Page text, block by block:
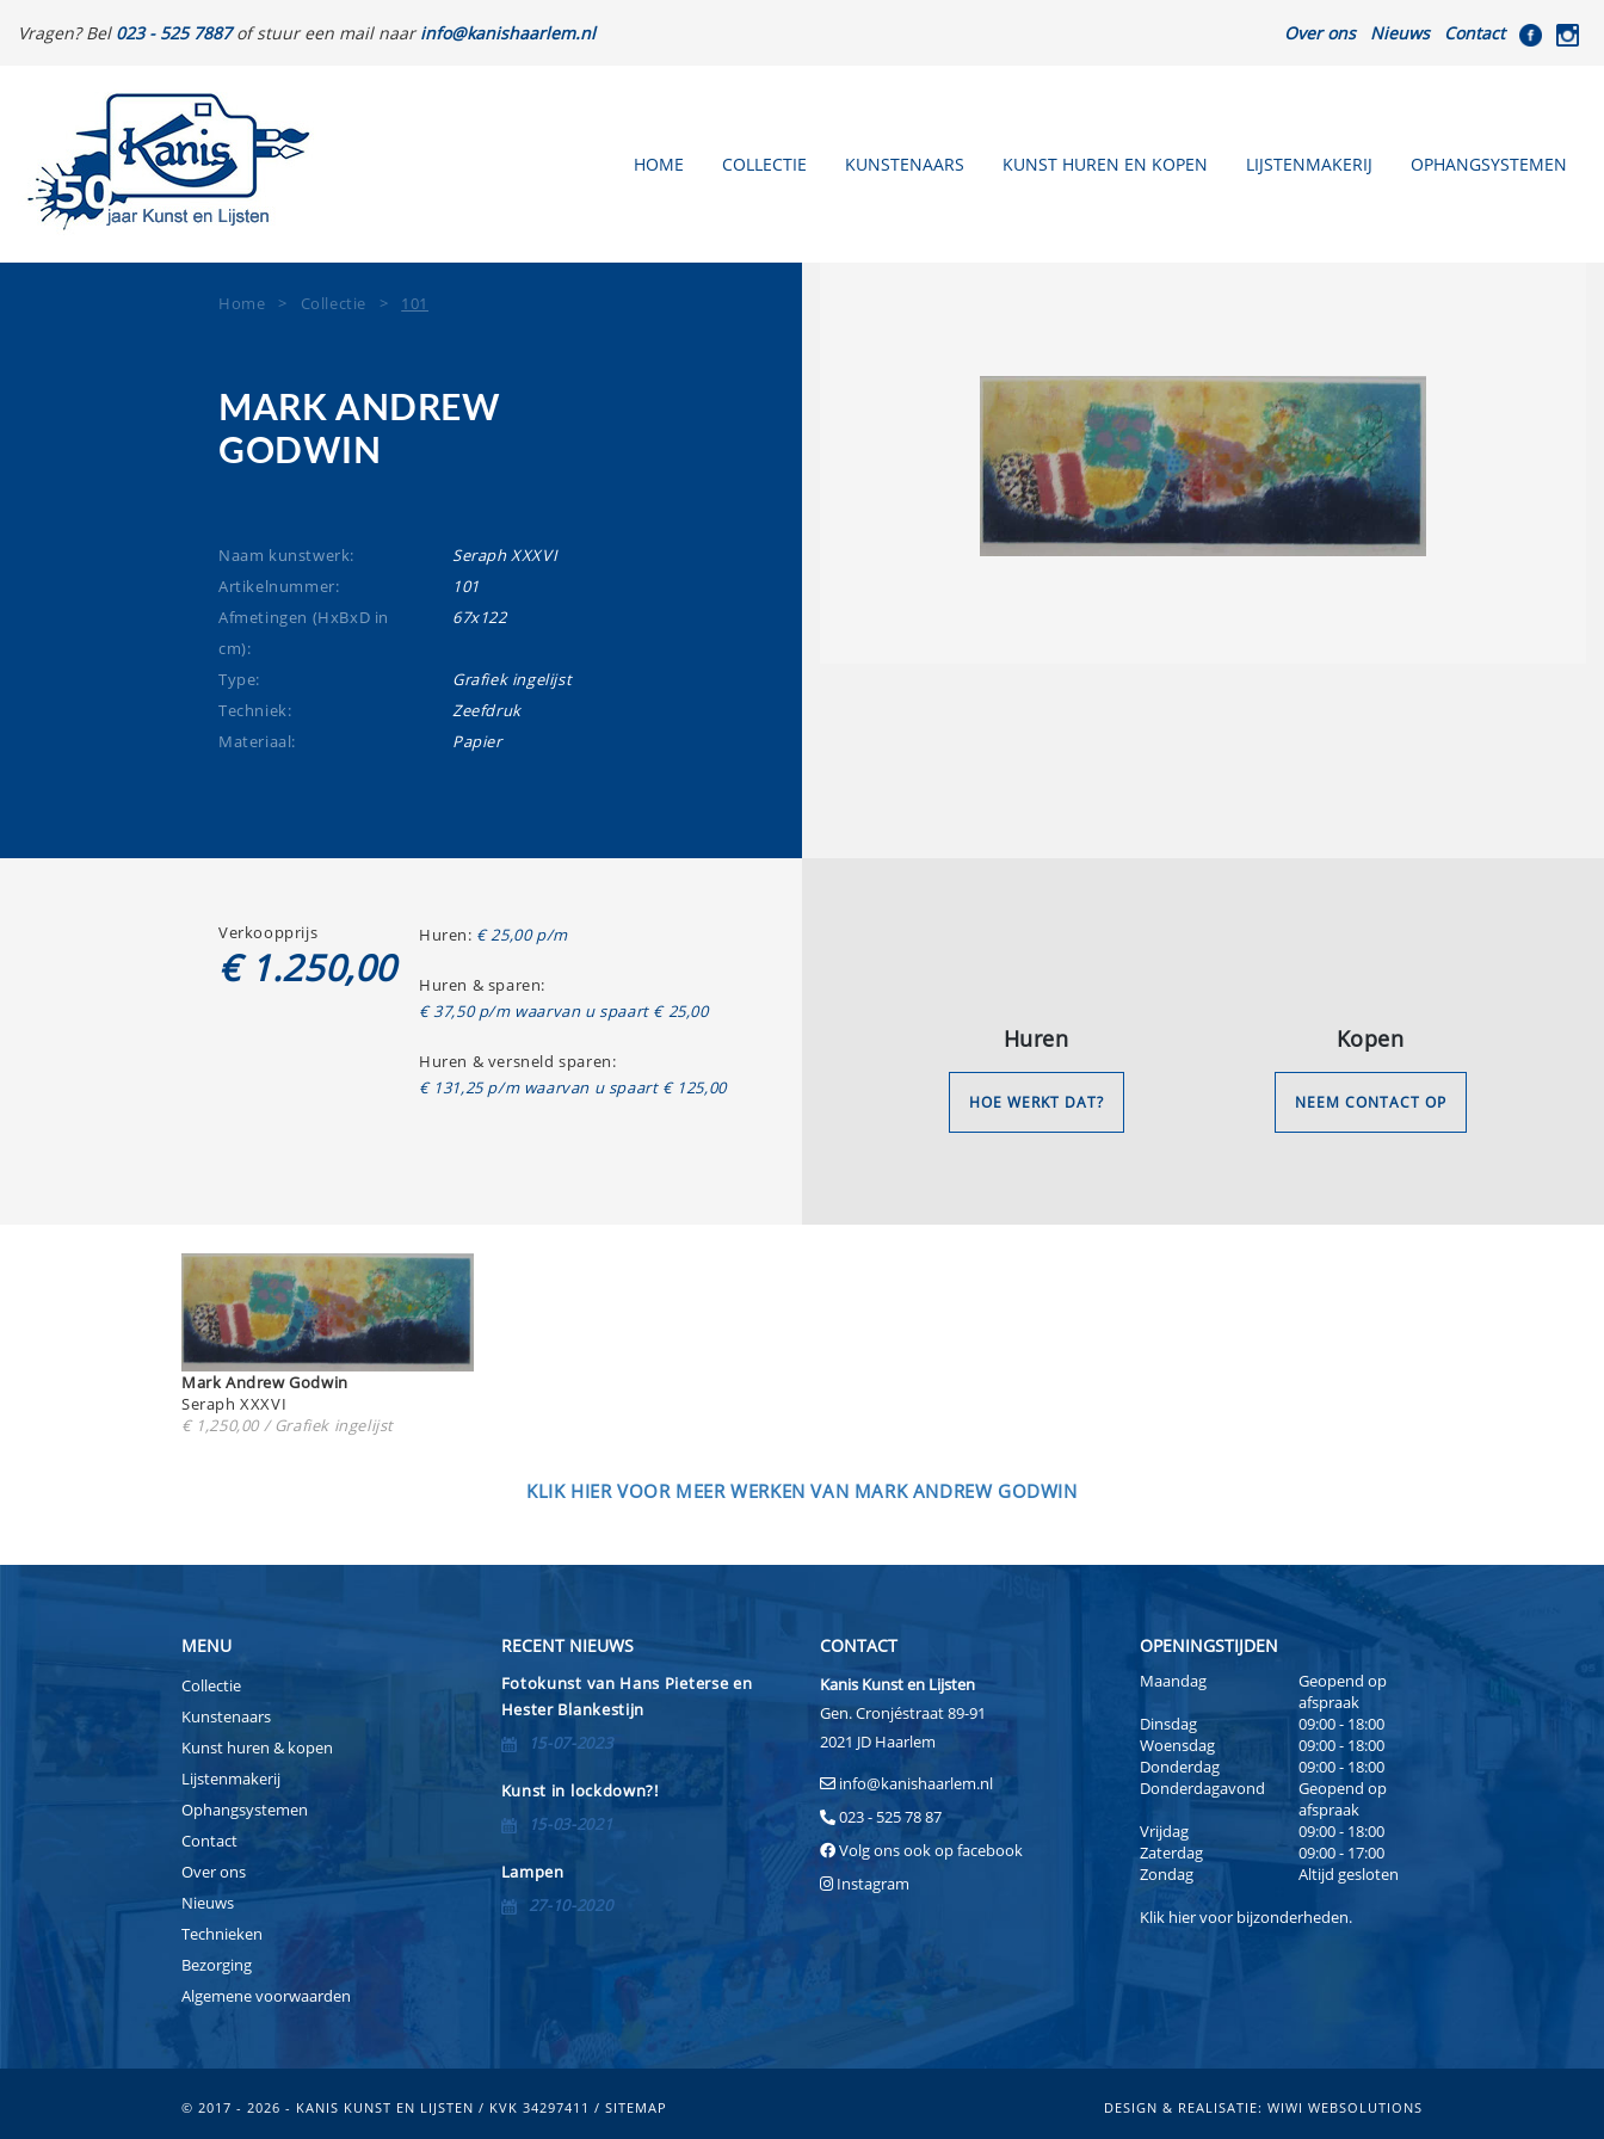
Vragen? Bel 023 - 525 7887of stuur een mail naarinfo@kanishaarlem.nl Over ons Nieuws Contact
HOME COLLECTIE KUNSTENAARS KUNST HUREN EN KOPEN LIJSTENMAKERIJ OPHANGSYSTEMEN
Home > Collectie > 101
MARK ANDREW
GODWIN
Naam kunstwerk:
Seraph XXXVI
Artikelnummer:
101
Afmetingen (HxBxD in
cm):
67x122
Type:
Grafiek ingelijst
Techniek:
Zeefdruk
Materiaal:
Papier
Verkoopprijs
€ 1.250,00
Huren: € 25,00 p/m
Huren & sparen:
€ 37,50 p/m waarvan u spaart € 25,00
Huren & versneld sparen:
€ 131,25 p/m waarvan u spaart € 125,00
Huren
HOE WERKT DAT?
Kopen
NEEM CONTACT OP
Mark Andrew Godwin
Seraph XXXVI
€ 1,250,00 / Grafiek ingelijst
KLIK HIER VOOR MEER WERKEN VAN MARK ANDREW GODWIN
MENU
Collectie
Kunstenaars
Kunst huren & kopen
Lijstenmakerij
Ophangsystemen
Contact
Over ons
Nieuws
Technieken
Bezorging
Algemene voorwaarden
RECENT NIEUWS
Fotokunst van Hans Pieterse en
Hester Blankestijn
15-07-2023
Kunst in lockdown?!
15-03-2021
Lampen
27-10-2020
CONTACT
Kanis Kunst en Lijsten
Gen. Cronjéstraat 89-91
2021 JD Haarlem
info@kanishaarlem.nl
023 - 525 78 87
Volg ons ook op facebook
Instagram
OPENINGSTIJDEN
Maandag
Geopend op
afspraak
Dinsdag
09:00 - 18:00
Woensdag
09:00 - 18:00
Donderdag
09:00 - 18:00
Donderdagavond
Geopend op
afspraak
Vrijdag
09:00 - 18:00
Zaterdag
09:00 - 17:00
Zondag
Altijd gesloten
Klik hiervoor bijzonderheden.
© 2017 - 2026 - KANIS KUNST EN LIJSTEN / KVK 34297411 / SITEMAP DESIGN & REALISATIE: WIWI WEBSOLUTIONS